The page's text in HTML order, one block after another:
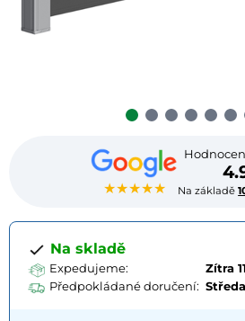
★★★★★ Na základě
Na skladě
Expedujeme:
Zítra
Předpokládané doručení: Středa